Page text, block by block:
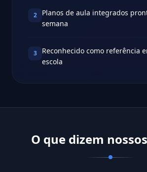
2
Planos de aula integrados
semana
3
Reconhecido como referência
escola
O que dizem